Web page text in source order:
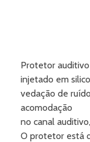
Protetor
injetado em
vedação de
acomodação
no canal
O protetor está